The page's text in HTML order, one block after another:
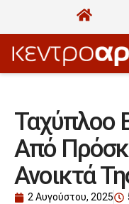
Ταχύπλοο
Από
Ανοικτά
2 Αυγούστου, 2025